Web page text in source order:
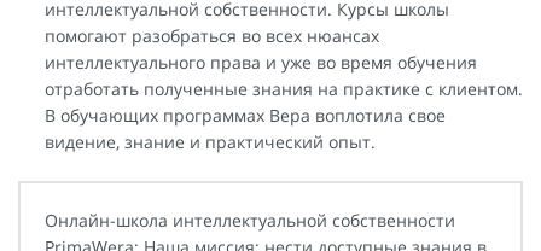
интеллектуальной собственности. Курсы школы
помогают разобраться во всех нюансах
интеллектуального права и уже во время обучения
отработать полученные знания на практике с клиентом.
В обучающих программах Вера воплотила свое
видение, знание и практический опыт.
Онлайн-школа интеллектуальной собственности